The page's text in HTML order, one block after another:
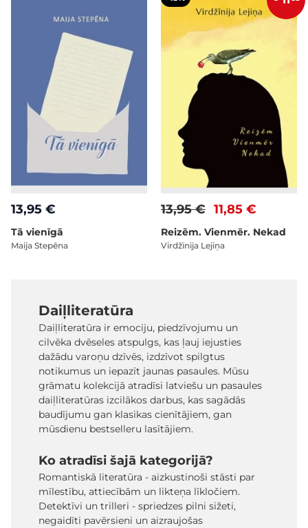
13,95 €
Tā vienīgā
Maija Stepēna
11,85 €
13,95 €
Reizēm. Vienmēr. Nekad
Virdžīnija Lejiņa
Daiļliteratūra
Daiļliteratūra ir emociju, piedzīvojumu un
cilvēka dvēseles atspulgs, kas ļauj iejusties
dažādu varoņu dzīvēs, izdzīvot spilgtus
notikumus un iepazīt jaunas pasaules. Mūsu
grāmatu kolekcijā atradīsi latviešu un pasaules
daiļliteratūras izcilākos darbus, kas sagādās
baudījumu gan klasikas cienītājiem, gan
mūsdienu bestselleru lasītājiem.
Ko atradīsi šajā kategorijā?
Romantiskā literatūra - aizkustinoši stāsti par
mīlestību, attiecībām un likteņa līkločiem.
Detektīvi un trilleri - spriedzes pilni sižeti,
negaidīti pavērsieni un aizraujošas